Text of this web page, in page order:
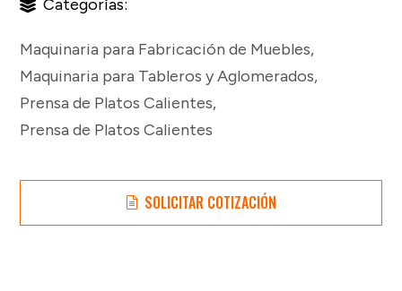
Categorías:
Maquinaria para Fabricación de Muebles,
Maquinaria para Tableros y Aglomerados,
Prensa de Platos Calientes,
Prensa de Platos Calientes
SOLICITAR COTIZACIÓN